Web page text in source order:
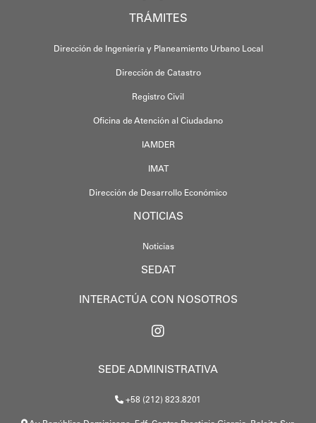
TRÁMITES
Dirección de Ingeniería y Planeamiento Urbano Local
Dirección de Catastro
Registro Civil
Oficina de Atención al Ciudadano
IAMDER
IMAT
Dirección de Desarrollo Económico
NOTICIAS
Noticias
SEDAT
INTERACTÚA CON NOSOTROS
SEDE ADMINISTRATIVA
+58 (212) 823.8201